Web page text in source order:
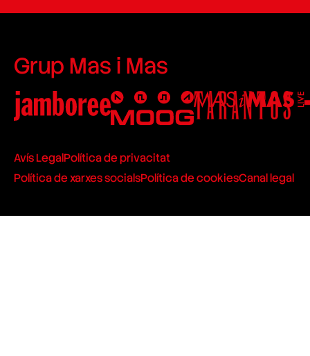
Grup Mas i Mas
Avís LegalPolítica de privacitat
Política de xarxes socialsPolítica de cookiesCanal legal